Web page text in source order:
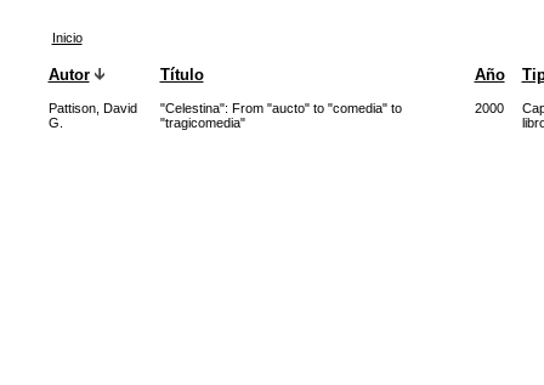
Inicio
Autor Título Año
Pattison, David
G.
"Celestina": From "aucto" to "comedia" to
"tragicomedia"
2000